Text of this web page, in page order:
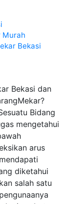
Murah
Bekasi
Bekasi dan
Bidang
mengetahui
arus
diketahui
salah satu